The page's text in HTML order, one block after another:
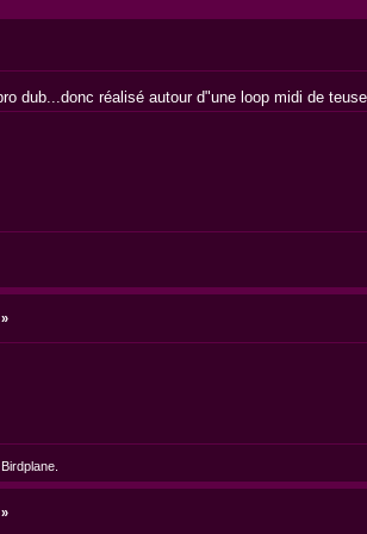
dub...donc réalisé autour d"une loop midi de